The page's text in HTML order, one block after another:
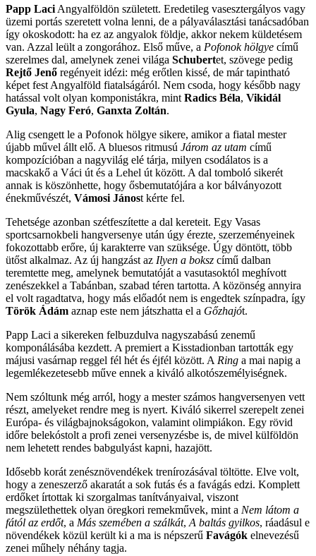
Papp LaciAngyalföldön született. Eredetileg vasesztergályos vagy
üzemi portás szeretett volna lenni, de a pályaválasztási tanácsadóban
így okoskodott: ha ez az angyalok földje, akkor nekem küldetésem
van. Azzal leült a zongorához. Első műve, a Pofonok hölgye című
szerelmes dal, amelynek zenei világa Schubertet, szövege pedig
Rejtő Jenő regényeit idézi: még erőtlen kissé, de már tapintható
képet fest Angyalföld fiatalságáról. Nem csoda, hogy később nagy
hatással volt olyan komponistákra, mintRadics Béla, Vikidál
Gyula, Nagy Feró, Ganxta Zoltán.
Alig csengett le a Pofonok hölgye sikere, amikor a fiatal mester
újabb művel állt elő. A bluesos ritmusú Járom az utam című
kompozícióban a nagyvilág elé tárja, milyen csodálatos is a
macskakő a Váci út és a Lehel út között. A dal tomboló sikerét
annak is köszönhette, hogy ősbemutatójára a kor bálványozott
énekművészét, Vámosi Jánost kérte fel.
Tehetsége azonban szétfeszítette a dal kereteit. Egy Vasas
sportcsarnokbeli hangversenye után úgy érezte, szerzeményeinek
fokozottabb erőre, új karakterre van szüksége. Úgy döntött, több
ütőst alkalmaz. Az új hangzást az Ilyen a boksz című dalban
teremtette meg, amelynek bemutatóját a vasutasoktól meghívott
zenészekkel a Tabánban, szabad téren tartotta. A közönség annyira
el volt ragadtatva, hogy más előadót nem is engedtek színpadra, így
Török Ádám aznap este nem játszhatta el a Gőzhajót.
Papp Laci a sikereken felbuzdulva nagyszabású zenemű
komponálásába kezdett. A premiert a Kisstadionban tartották egy
májusi vasárnap reggel fél hét és éjfél között. ARing a mai napig a
legemlékezetesebb műve ennek a kiváló alkotószemélyiségnek.
Nem szóltunk még arról, hogy a mester számos hangversenyen vett
részt, amelyeket rendre meg is nyert. Kiváló sikerrel szerepelt zenei
Európa- és világbajnokságokon, valamint olimpiákon. Egy rövid
időre belekóstolt a profi zenei versenyzésbe is, de mivel külföldön
nem lehetett rendes babgulyást kapni, hazajött.
Idősebb korát zenésznövendékek trenírozásával töltötte. Elve volt,
hogy a zeneszerző akaratát a sok futás és a favágás edzi. Komplett
erdőket írtottak ki szorgalmas tanítványaival, viszont
megszülethettek olyan öregkori remekművek, mint a Nem látom a
fától az erdőt, a Más szemében a szálkát,A baltás gyilkos, ráadásul e
növendékek közül került ki a ma is népszerű Favágók elnevezésű
zenei műhely néhány tagja.